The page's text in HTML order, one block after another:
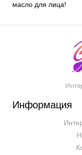
масло для лица!
Информация